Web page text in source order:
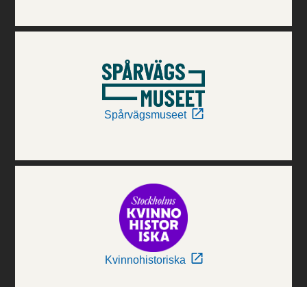
Spårvägsmuseet
Kvinnohistoriska